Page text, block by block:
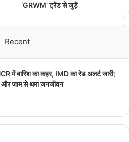
‘GRWM’ ट्रेंड से जुड़ें
Recent
में बारिश का कहर, IMD का रेड अलर्ट जारी;
और जाम से थमा जनजीवन